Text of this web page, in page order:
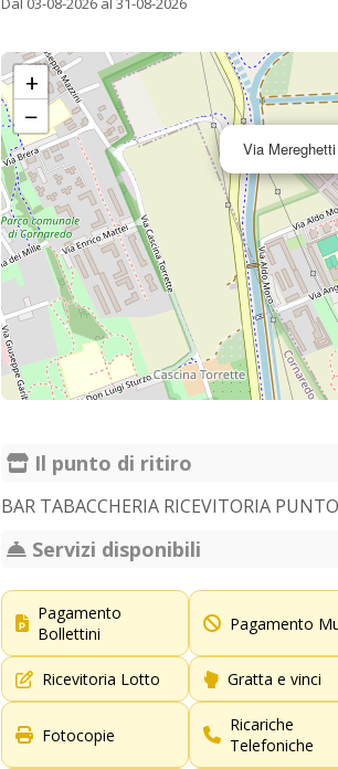
Via
+
−
Il punto di ritiro
BAR TABACCHERIA RICEVITORIA
Servizi disponibili
Pagamento
Bollettini
Pagamento
Ricevitoria Lotto Gratta e vinci
Fotocopie
Ricariche
Telefoniche